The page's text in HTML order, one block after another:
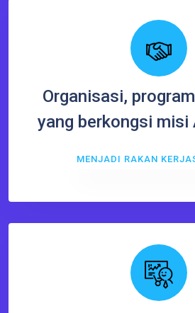
Organisasi,
yang berkongsi misi
MENJADI RAKAN